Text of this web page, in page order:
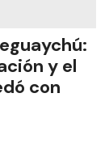
y el
con